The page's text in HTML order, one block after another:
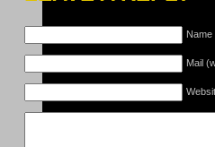
Name
Mail